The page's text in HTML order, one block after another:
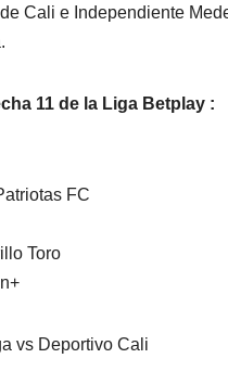
Cali e Independiente
11 de la Liga Betplay :
FC
Toro
vs Deportivo Cali